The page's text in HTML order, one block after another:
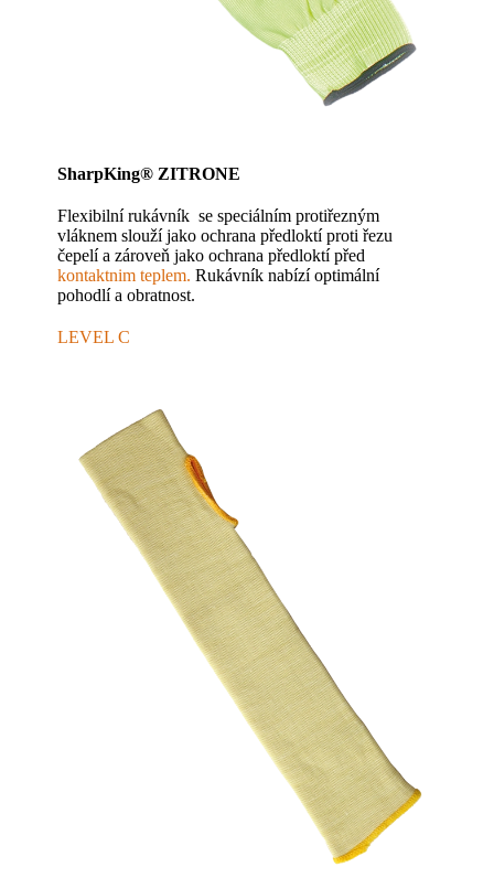
SharpKing® ZITRONE
Flexibilní rukávník se speciálním protiřezným
vláknem slouží jako ochrana předloktí proti řezu
čepelí a zároveň jako ochrana předloktí před
kontaktnim teplem. Rukávník nabízí optimální
pohodlí a obratnost.
LEVEL C